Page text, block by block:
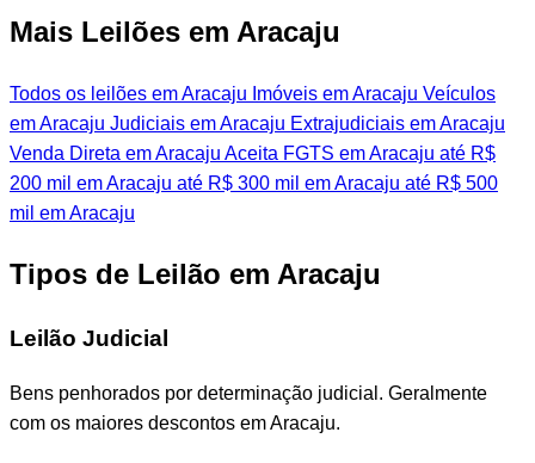
Mais Leilões em Aracaju
Todos os leilões em Aracaju Imóveis em Aracaju Veículos
em Aracaju Judiciais em Aracaju Extrajudiciais em Aracaju
Venda Direta em Aracaju Aceita FGTS em Aracaju até R$
200 mil em Aracaju até R$ 300 mil em Aracaju até R$ 500
mil em Aracaju
Tipos de Leilão em Aracaju
Leilão Judicial
Bens penhorados por determinação judicial. Geralmente
com os maiores descontos em Aracaju.